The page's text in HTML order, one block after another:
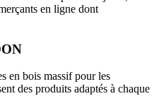
en ligne dont
en bois massif pour les
des produits adaptés à chaque